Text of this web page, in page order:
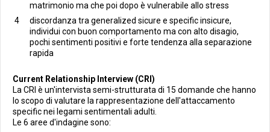
matrimonio ma che poi dopo è vulnerabile allo stress
discordanza tra generalized sicure e specific insicure,
individui con buon comportamento ma con alto disagio,
pochi sentimenti positivi e forte tendenza alla separazione
rapida
Current Relationship Interview (CRI)
La CRI è un'intervista semi-strutturata di 15 domande che hanno
lo scopo di valutare la rappresentazione dell'attaccamento
specific nei legami sentimentali adulti.
Le 6 aree d'indagine sono: